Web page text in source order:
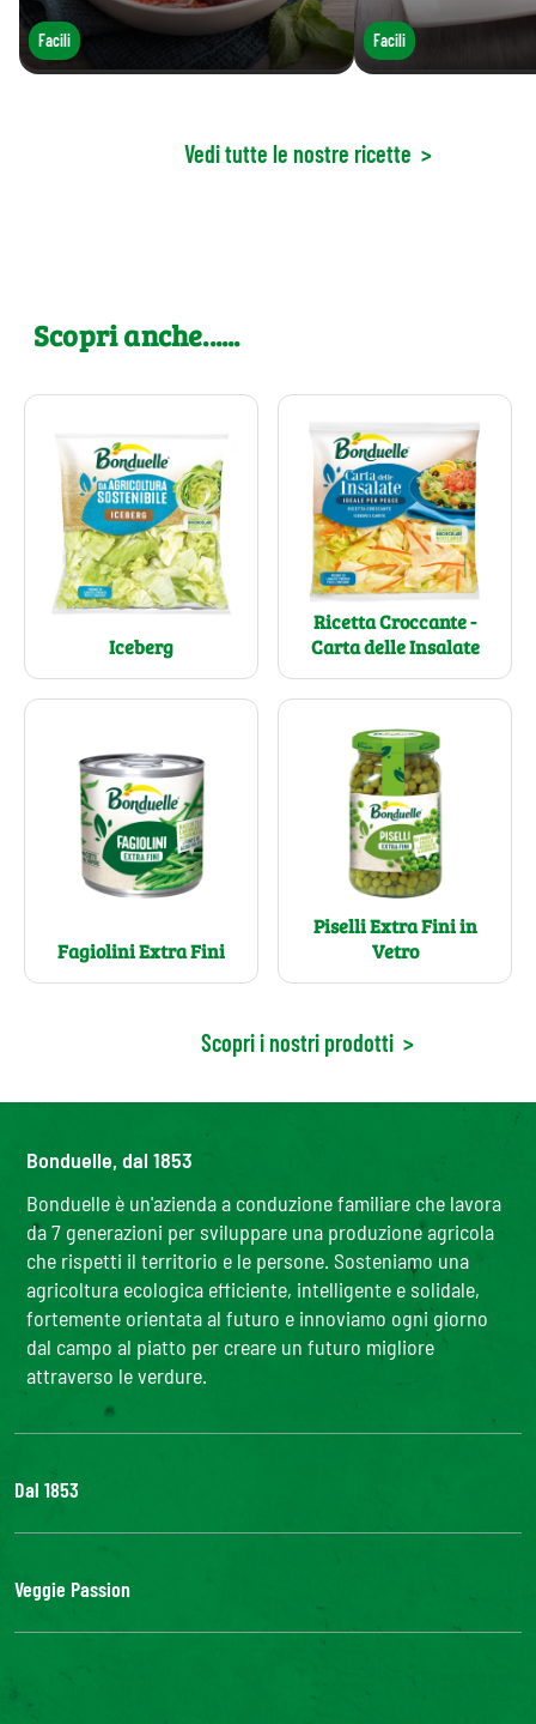
Facili Facili
Vedi tutte le nostre ricette >
Scopri anche......
Iceberg
Ricetta Croccante -
Carta delle Insalate
Fagiolini Extra Fini
Piselli Extra Fini in
Vetro
Scopri i nostri prodotti >
Bonduelle, dal 1853
Bonduelle è un'azienda a conduzione familiare che lavora
da 7 generazioni per sviluppare una produzione agricola
che rispetti il territorio e le persone. Sosteniamo una
agricoltura ecologica efficiente, intelligente e solidale,
fortemente orientata al futuro e innoviamo ogni giorno
dal campo al piatto per creare un futuro migliore
attraverso le verdure.
Dal 1853
Il Gruppo
La nostra filiera
Lavora con noi
Veggie Passion
l'ABC delle verdure